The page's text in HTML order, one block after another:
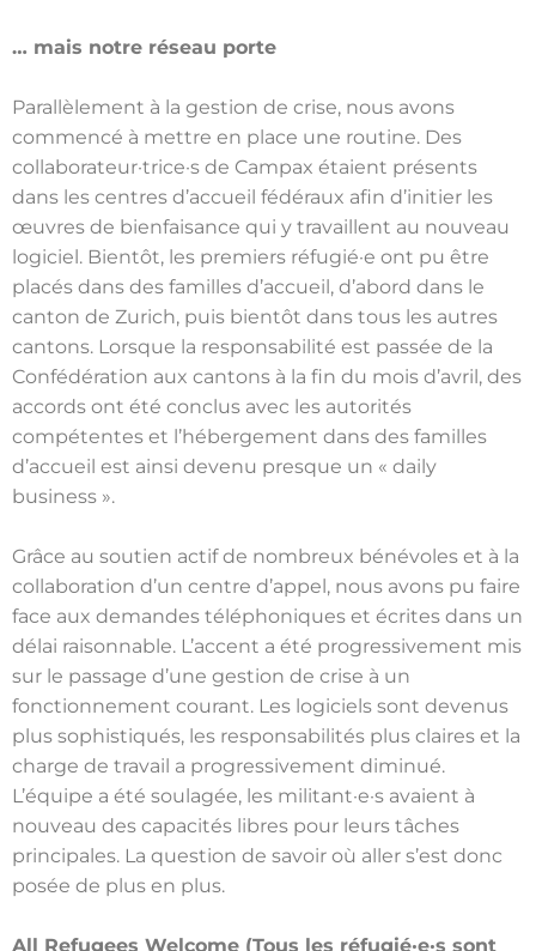
… mais notre réseau porte
Parallèlement à la gestion de crise, nous avons
commencé à mettre en place une routine. Des
collaborateur·trice·s de Campax étaient présents
dans les centres d’accueil fédéraux afin d’initier les
œuvres de bienfaisance qui y travaillent au nouveau
logiciel. Bientôt, les premiers réfugié·e ont pu être
placés dans des familles d’accueil, d’abord dans le
canton de Zurich, puis bientôt dans tous les autres
cantons. Lorsque la responsabilité est passée de la
Confédération aux cantons à la fin du mois d’avril, des
accords ont été conclus avec les autorités
compétentes et l’hébergement dans des familles
d’accueil est ainsi devenu presque un « daily
business ».
Grâce au soutien actif de nombreux bénévoles et à la
collaboration d’un centre d’appel, nous avons pu faire
face aux demandes téléphoniques et écrites dans un
délai raisonnable. L’accent a été progressivement mis
sur le passage d’une gestion de crise à un
fonctionnement courant. Les logiciels sont devenus
plus sophistiqués, les responsabilités plus claires et la
charge de travail a progressivement diminué.
L’équipe a été soulagée, les militant·e·s avaient à
nouveau des capacités libres pour leurs tâches
principales. La question de savoir où aller s’est donc
posée de plus en plus.
All Refugees Welcome (Tous les réfugié·e·s sont